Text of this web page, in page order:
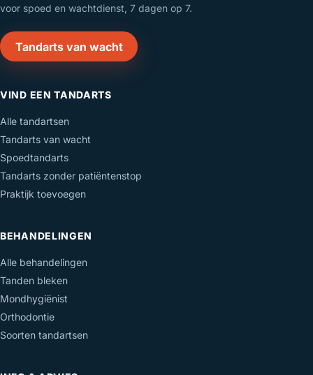
voor spoed en wachtdienst, 7 dagen op 7.
Tandarts van wacht
VIND EEN TANDARTS
Alle tandartsen
Tandarts van wacht
Spoedtandarts
Tandarts zonder patiëntenstop
Praktijk toevoegen
BEHANDELINGEN
Alle behandelingen
Tanden bleken
Mondhygiënist
Orthodontie
Soorten tandartsen